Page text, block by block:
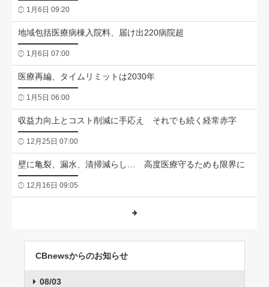
1月6日 09:20
地域包括医療病棟入院料、届け出220病院超
1月6日 07:00
医療再編、タイムリミットは2030年
1月5日 06:00
収益力向上とコスト削減に手応え それでも続く経常赤字
12月25日 07:00
壁に亀裂、漏水、清掃減らし… 高度医療守るためも限界に
12月16日 09:05
CBnewsからのお知らせ
08/03